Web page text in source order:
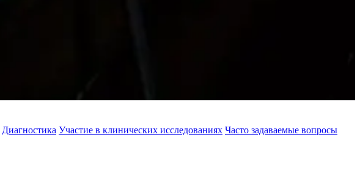
Диагностика Участие в клинических исследованиях Часто задаваемые вопросы